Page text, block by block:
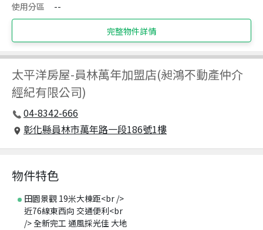
使用分區
--
完整物件詳情
太平洋房屋-員林萬年加盟店(昶鴻不動產仲介
經紀有限公司)
04-8342-666
彰化縣員林市萬年路一段186號1樓
物件特色
田園景觀 19米大棟距<br />
近76線東西向 交通便利<br
/> 全新完工 通風採光佳 大地